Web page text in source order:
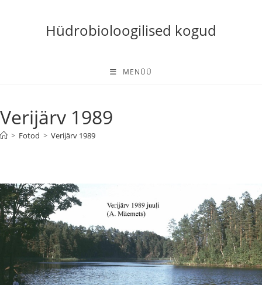
Hüdrobioloogilised kogud
MENÜÜ
Verijärv 1989
> Fotod > Verijärv 1989